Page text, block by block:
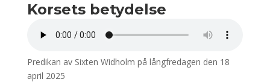
Korsets betydelse
Predikan av Sixten Widholm på långfredagen den 18
april 2025